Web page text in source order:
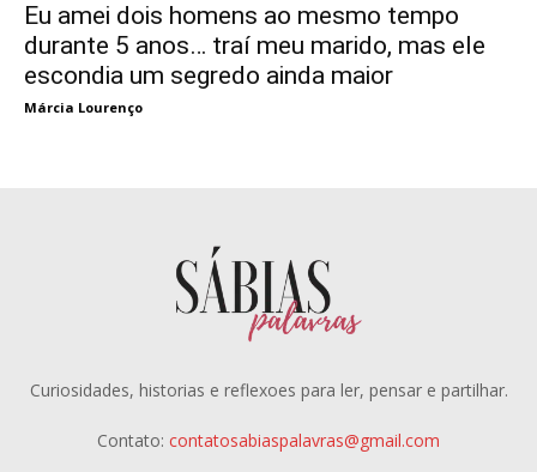
Eu amei dois homens ao mesmo tempo
durante 5 anos… traí meu marido, mas ele
escondia um segredo ainda maior
Márcia Lourenço
Curiosidades, historias e reflexoes para ler, pensar e partilhar.
Contato: contatosabiaspalavras@gmail.com